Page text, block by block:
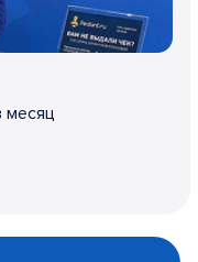
месяц